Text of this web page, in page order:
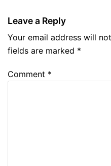
Leave a Reply
Your email address will
fields are marked *
Comment *